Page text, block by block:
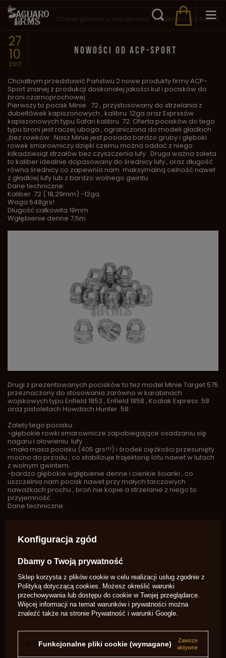
Wstecz Strona główna Aktualności Nowości od ACP-
27
10
2017
NOWOŚCI OD ACP-SPORT
Chciałbym przedstawić Państwu 2 nowe produkty firmy ACP-
Sport znanej z produkcji doskonałej jakości kul i pocisków do
broni czarnoprochowej.
Pierwszy to pocisk Minie .72 , przystosowany do strzelania z
dubeltówek kapiszonowych , kalibru 12ga oraz Exprssów
kapiszonowych typu Safari kalibru .72. Oferta pocisków do tego
typu broni jest raczej uboga , ograniczona do modeli gładkich
,bez rowków . Nasz Minie jest posiada bardzo gruby i głęboki
rowek smarowniczy dzięki czemu można oddać z niego
kilkadziesiąt strzałów bez czyszczenia lufy . Druga ważna zaleta
to kaliber idealnie dopasowany do średnicy lufy , oraz długość
równa średnicy co zapewnia nam maksymalną celność nawet
z gładkiej lufy lub z bardzo wolnego gwintu.
Dane techniczne:
Kaliber .72 ( 18,29mm) -12ga
Waga 648grs!
Długość całkowita 19mm
Wgłębienie denne 7,5m
Drugi z prezentowanych pocisków to też model Minie Target 575
przeznaczony do stosowania zarówno w karabinach
wojskowych typu Enfield 1853 , Enfield 1858 , Kodiak Express .58
oraz pistoletach Howdach Hunter .58.
Zalety tego pocisku:
-głębokie rowki smarownicze zapobiegające osadzaniu się
nagaru i ołowieniu lufy.
-mała masa pocisku (405 grs!!!) i środek ciężkości przesunięty
mocno do przodu , co stabilizuje trajektorię lotu nawet w lufach
z wolnym gwintem.
-bardzo głębokie wgłębienie denne i cienkie ścianki , co
uszczelnia nam pocisk nawet przy małych tarczowych
naważkach prochu , broń nie kopie a strzelanie z niego to
przyjemność.
Dane techniczne:
Głębokość wgłębienia 8,5 mm.
Konfiguracja zgód
Dbamy o Twoją prywatność
Sklep korzysta z plików cookie w celu realizacji usług zgodnie z
Polityką dotyczącą cookies. Możesz określić warunki
przechowywania lub dostępu do cookie w Twojej przeglądarce.
Więcej informacji na temat warunków i prywatności można
znaleźć także na stronie Prywatność i warunki Google.
Funkcjonalne pliki cookie (wymagane)
Zawsze
aktywne